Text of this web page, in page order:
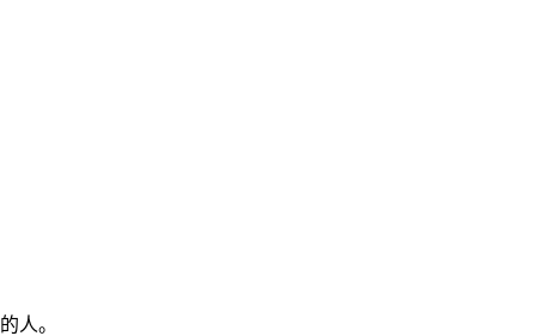
人。